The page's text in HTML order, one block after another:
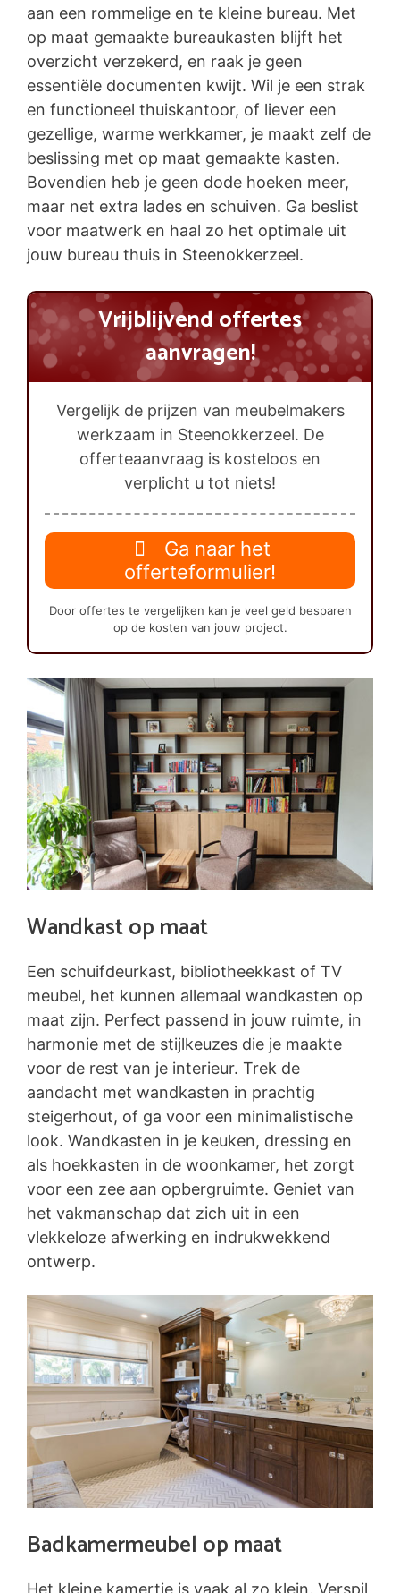
aan een rommelige en te kleine bureau. Met
op maat gemaakte bureaukasten blijft het
overzicht verzekerd, en raak je geen
essentiële documenten kwijt. Wil je een strak
en functioneel thuiskantoor, of liever een
gezellige, warme werkkamer, je maakt zelf de
beslissing met op maat gemaakte kasten.
Bovendien heb je geen dode hoeken meer,
maar net extra lades en schuiven. Ga beslist
voor maatwerk en haal zo het optimale uit
jouw bureau thuis in Steenokkerzeel.
Vrijblijvend offertes
aanvragen!
Vergelijk de prijzen van meubelmakers
werkzaam in Steenokkerzeel. De
offerteaanvraag is kosteloos en
verplicht u tot niets!
Ga naar het
offerteformulier!
Door offertes te vergelijken kan je veel geld besparen
op de kosten van jouw project.
Wandkast op maat
Een schuifdeurkast, bibliotheekkast of TV
meubel, het kunnen allemaal wandkasten op
maat zijn. Perfect passend in jouw ruimte, in
harmonie met de stijlkeuzes die je maakte
voor de rest van je interieur. Trek de
aandacht met wandkasten in prachtig
steigerhout, of ga voor een minimalistische
look. Wandkasten in je keuken, dressing en
als hoekkasten in de woonkamer, het zorgt
voor een zee aan opbergruimte. Geniet van
het vakmanschap dat zich uit in een
vlekkeloze afwerking en indrukwekkend
ontwerp.
Badkamermeubel op maat
Het kleine kamertje is vaak al zo klein. Verspil